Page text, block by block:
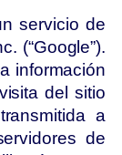
servicio de
(“Google”).
información
del sitio
a
de